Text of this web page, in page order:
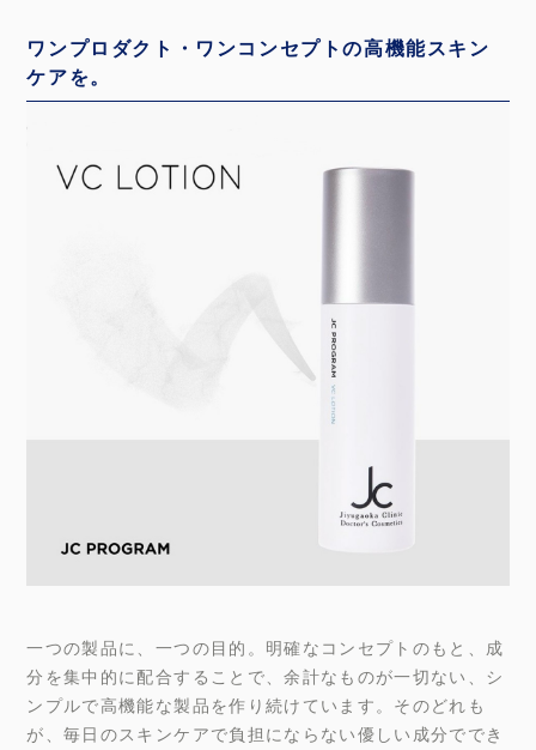
ワンプロダクト・ワンコンセプトの高機能スキン
ケアを。
一つの製品に、一つの目的。明確なコンセプトのもと、成
分を集中的に配合することで、余計なものが一切ない、シ
ンプルで高機能な製品を作り続けています。そのどれも
が、毎日のスキンケアで負担にならない優しい成分ででき